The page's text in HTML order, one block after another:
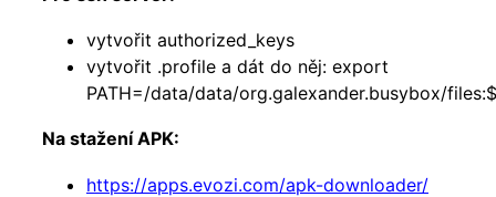
vytvořit authorized_keys
vytvořit .profile a dát do něj: export
PATH=/data/data/org.galexander.busybox/
Na stažení APK:
https://apps.evozi.com/apk-downloader/